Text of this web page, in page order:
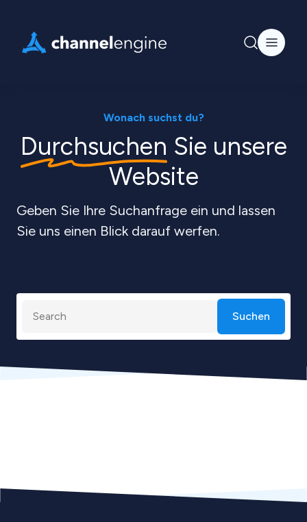
Wonach suchst du?
Durchsuchen Sie unsere
Website
Geben Sie Ihre Suchanfrage ein und lassen
Sie uns einen Blick darauf werfen.
Suchen